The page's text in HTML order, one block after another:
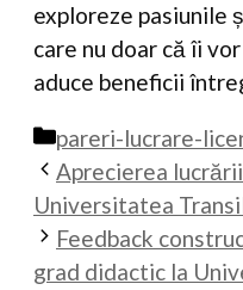
exploreze pasiunile
care nu doar că îi
aduce beneficii
Categorii
pareri-lucrare-
Aprecierea
Universitatea
Feedback
grad didactic la